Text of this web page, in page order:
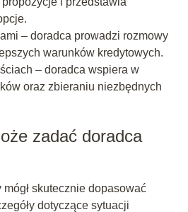
– doradca prowadzi rozmowy
warunków kredytowych.
– doradca wspiera w
oraz zbieraniu niezbędnych
zadać doradca
skutecznie dopasować
dotyczące sytuacji